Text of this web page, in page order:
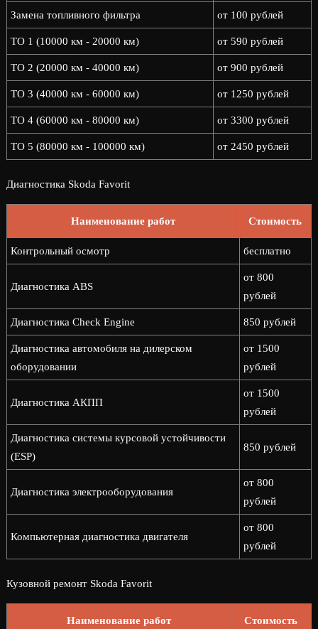
Замена топливного фильтра от 100 рублей
ТО 1 (10000 км - 20000 км) от 590 рублей
ТО 2 (20000 км - 40000 км) от 900 рублей
ТО 3 (40000 км - 60000 км) от 1250 рублей
ТО 4 (60000 км - 80000 км) от 3300 рублей
ТО 5 (80000 км - 100000 км) от 2450 рублей
Диагностика Skoda Favorit
Наименование работ Стоимость
Контрольный осмотр бесплатно
Диагностика ABS
от 800
рублей
Диагностика Check Engine 850 рублей
Диагностика автомобиля на дилерском
оборудовании
от 1500
рублей
Диагностика АКПП
от 1500
рублей
Диагностика системы курсовой устойчивости
(ESP)
850 рублей
Диагностика электрооборудования
от 800
рублей
Компьютерная диагностика двигателя
от 800
рублей
Кузовной ремонт Skoda Favorit
Наименование работ Стоимость